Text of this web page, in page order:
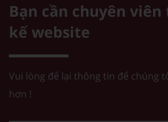
Bạn cần chuyên
kế website
Vui lòng để lại thông tin để chúng
hơn !